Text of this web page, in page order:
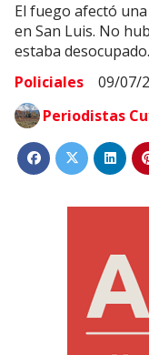
El fuego afectó
en San Luis. No
estaba
Policiales
09/07/
Periodistas